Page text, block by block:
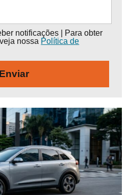
notificações | Para obter
nossa Política de
Enviar